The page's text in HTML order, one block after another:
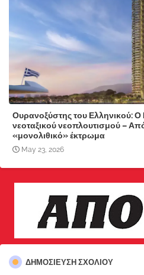
Ουρανοξύστης του Ελληνικού: Ο
νεοταξικού νεοπλουτισμού –
«μονολιθικό» έκτρωμα
May 23, 2026
ΔΗΜΟΣΊΕΥΣΗ ΣΧΟΛΊΟΥ